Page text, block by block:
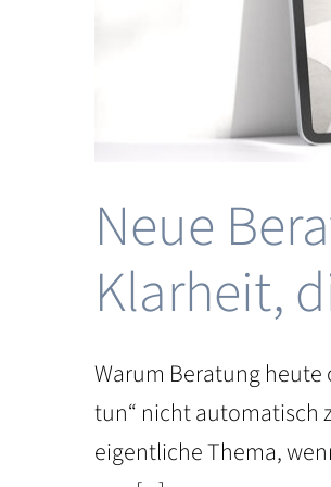
Neue
Klarheit,
Warum Beratung heute
tun“ nicht automatisch
eigentliche Thema,